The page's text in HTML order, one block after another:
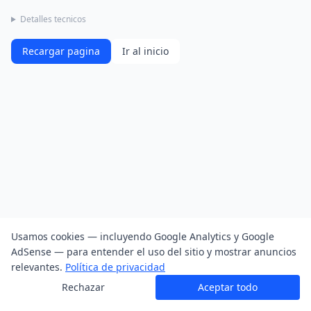
Detalles tecnicos
Recargar pagina Ir al inicio
Usamos cookies — incluyendo Google Analytics y Google
AdSense — para entender el uso del sitio y mostrar anuncios
relevantes. Política de privacidad
Rechazar
Aceptar todo